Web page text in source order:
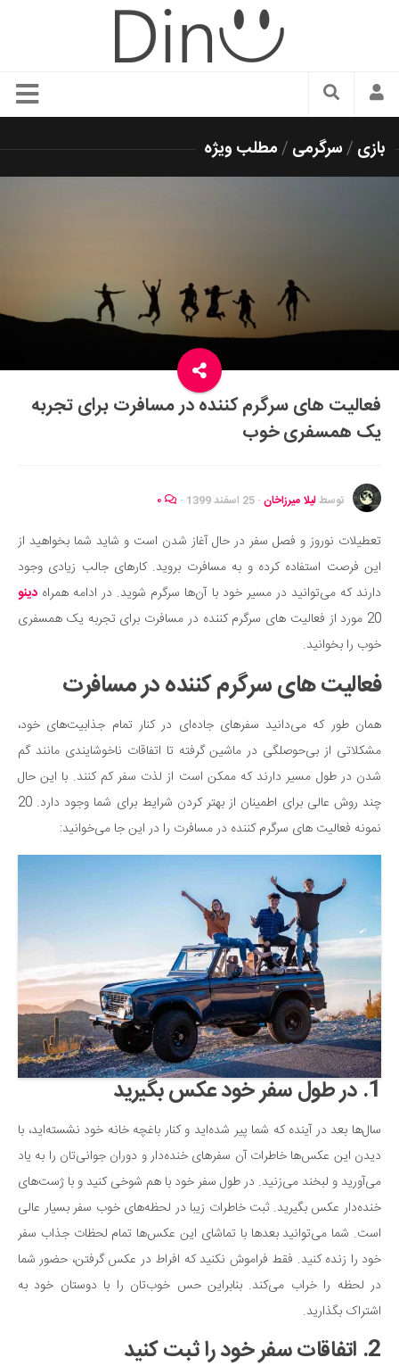
سبک زندگی
رستوران گردی
سفر و گردشگری
ایران گردی
جهان گردی
موفقیت و مهارت‌های فردی
تغذیه سالم
بهداشت
بیماری و درمان
کودک و مادر
ورزش و تندرستی
مراکز پزشکی و دارویی
فرهنگ و هنر
سینما و تئاتر
تلویزیون
موسیقی
چهره‌ها
عکاسی و هنرهای تجسمی
کتاب و کتاب‌خوانی
تاریخ
معماری
علمی
فناوری‌ها
نجوم و هوا فضا
زمین و محیط زیست
خودرو
سرگرمی
دانستنی‌ها
بازی
طنز
فال
مسابقه
بازی /سرگرمی /مطلب ویژه
فعالیت های سرگرم کننده در مسافرت برای تجربه
یک همسفری خوب
توسطلیلا میرزاخان · 25 اسفند 1399 ·
تعطیلات نوروز و فصل سفر در حال آغاز شدن است و شاید شما بخواهید از
این فرصت استفاده کرده و به مسافرت بروید. کارهای جالب زیادی وجود
دارند که می‌توانید در مسیر خود با آن‌ها سرگرم شوید. در ادامه همراه دینو
20 مورد از فعالیت های سرگرم کننده در مسافرت برای تجربه یک همسفری
خوب را بخوانید.
فعالیت های سرگرم کننده در مسافرت
همان طور که می‌دانید سفرهای جاده‌ای در کنار تمام جذابیت‌های خود،
مشکلاتی از بی‌حوصلگی در ماشین گرفته تا اتفاقات ناخوشایندی مانند گم
شدن در طول مسیر دارند که ممکن است از لذت سفر کم کنند. با این حال
چند روش عالی برای اطمینان از بهتر کردن شرایط برای شما وجود دارد. 20
نمونه فعالیت های سرگرم کننده در مسافرت را در این جا می‌خوانید:
1. در طول سفر خود عکس بگیرید
سال‌ها بعد در آینده که شما پیر شده‌اید و کنار باغچه خانه خود نشسته‌اید، با
دیدن این عکس‌ها خاطرات آن سفرهای خنده‌دار و دوران جوانی‌تان را به یاد
می‌آورید و لبخند می‌زنید. در طول سفر خود با هم شوخی کنید و با ژست‌های
خنده‌دار عکس بگیرید. ثبت خاطرات زیبا در لحظه‌های خوب سفر بسیار عالی
است. شما می‌توانید بعدها با تماشای این عکس‌ها تمام لحظات جذاب سفر
خود را زنده کنید. فقط فراموش نکنید که افراط در عکس گرفتن، حضور شما
در لحظه را خراب می‌کند. بنابراین حس خوب‌تان را با دوستان خود به
اشتراک بگذارید.
2. اتفاقات سفر خود را ثبت کنید